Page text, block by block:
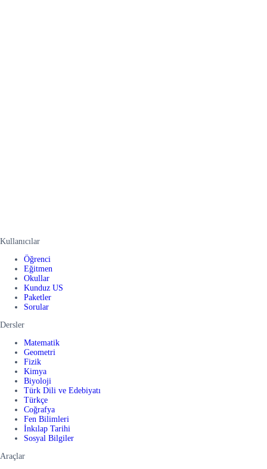
Kullanıcılar
Öğrenci
Eğitmen
Okullar
Kunduz US
Paketler
Sorular
Dersler
Matematik
Geometri
Fizik
Kimya
Biyoloji
Türk Dili ve Edebiyatı
Türkçe
Coğrafya
Fen Bilimleri
İnkılap Tarihi
Sosyal Bilgiler
Araçlar